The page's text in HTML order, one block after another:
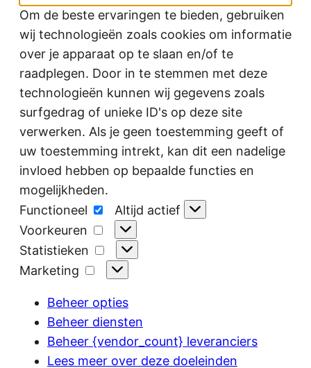
Om de beste ervaringen te bieden, gebruiken
wij technologieën zoals cookies om informatie
over je apparaat op te slaan en/of te
raadplegen. Door in te stemmen met deze
technologieën kunnen wij gegevens zoals
surfgedrag of unieke ID's op deze site
verwerken. Als je geen toestemming geeft of
uw toestemming intrekt, kan dit een nadelige
invloed hebben op bepaalde functies en
mogelijkheden.
Functioneel
Functioneel
Altijd actief
Voorkeuren
Voorkeuren
Statistieken
Statistieken
Marketing
Marketing
Beheer opties
Beheer diensten
Beheer {vendor_count} leveranciers
Lees meer over deze doeleinden